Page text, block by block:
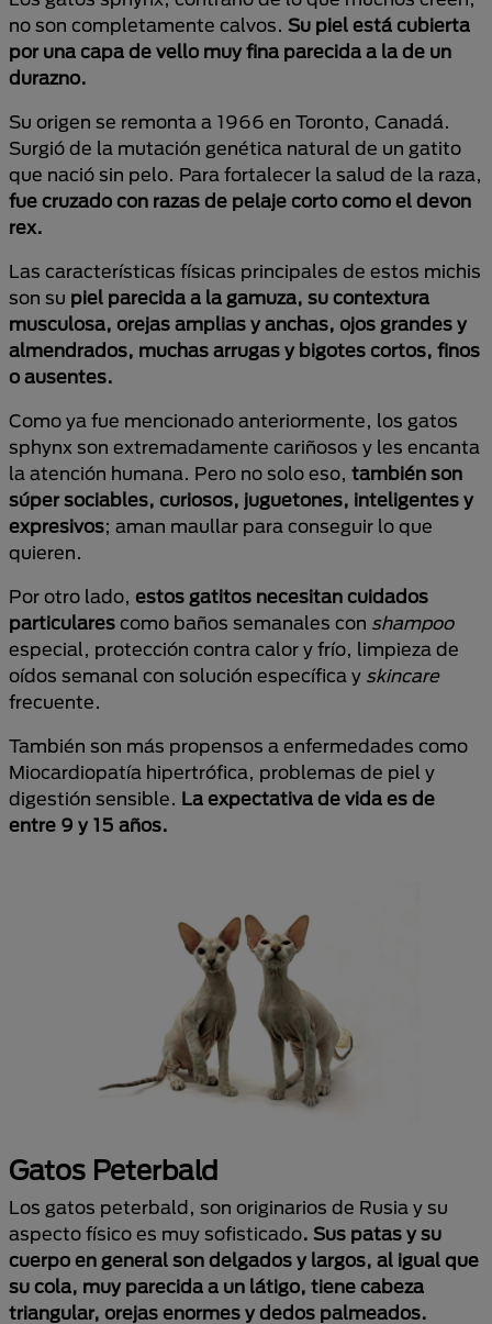
no son completamente calvos. Su piel está cubierta
por una capa de vello muy fina parecida a la de un
durazno.
Su origen se remonta a 1966 en Toronto, Canadá.
Surgió de la mutación genética natural de un gatito
que nació sin pelo. Para fortalecer la salud de la raza,
fue cruzado con razas de pelaje corto como el devon
rex.
Las características físicas principales de estos michis
son su piel parecida a la gamuza, su contextura
musculosa, orejas amplias y anchas, ojos grandes y
almendrados, muchas arrugas y bigotes cortos, finos
o ausentes.
Como ya fue mencionado anteriormente, los gatos
sphynx son extremadamente cariñosos y les encanta
la atención humana. Pero no solo eso, también son
súper sociables, curiosos, juguetones, inteligentes y
expresivos; aman maullar para conseguir lo que
quieren.
Por otro lado, estos gatitos necesitan cuidados
particulares como baños semanales con shampoo
especial, protección contra calor y frío, limpieza de
oídos semanal con solución específica y skincare
frecuente.
También son más propensos a enfermedades como
Miocardiopatía hipertrófica, problemas de piel y
digestión sensible. La expectativa de vida es de
entre 9 y 15 años.
Gatos Peterbald
Los gatos peterbald, son originarios de Rusia y su
aspecto físico es muy sofisticado. Sus patas y su
cuerpo en general son delgados y largos, al igual que
su cola, muy parecida a un látigo, tiene cabeza
triangular, orejas enormes y dedos palmeados.